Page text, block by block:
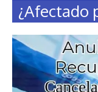
¿Afectado